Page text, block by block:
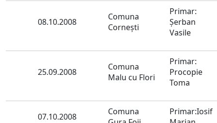
08.10.2008
Comuna
Corneşti
Primar:
Şerban
Vasile
25.09.2008
Comuna
Malu cu Flori
Primar:
Procopie
Toma
07.10.2008
Comuna
Primar:Iosif